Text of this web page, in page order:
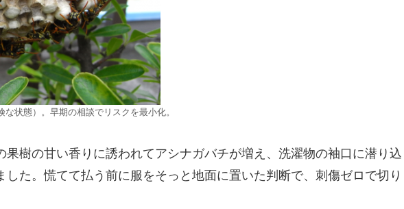
状態）。早期の相談でリスクを最小化。
果樹の甘い香りに誘われてアシナガバチが増え、洗濯物の袖口に潜り込
した。慌てて払う前に服をそっと地面に置いた判断で、刺傷ゼロで切り